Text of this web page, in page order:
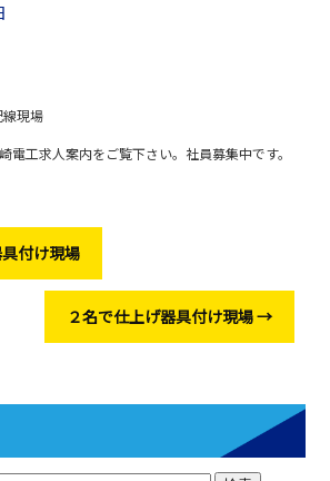
線現場
電工求人案内をご覧下さい。社員募集中です。
付け現場
２名で仕上げ器具付け現場→